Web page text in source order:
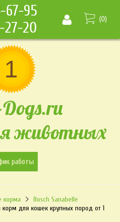
67-95
27-20
(0)
животных
работы
корма
Bosch Sanabelle
корм для кошек крупных пород от 1